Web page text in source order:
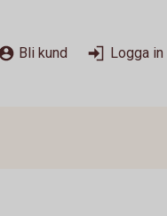
Bli kund Logga in